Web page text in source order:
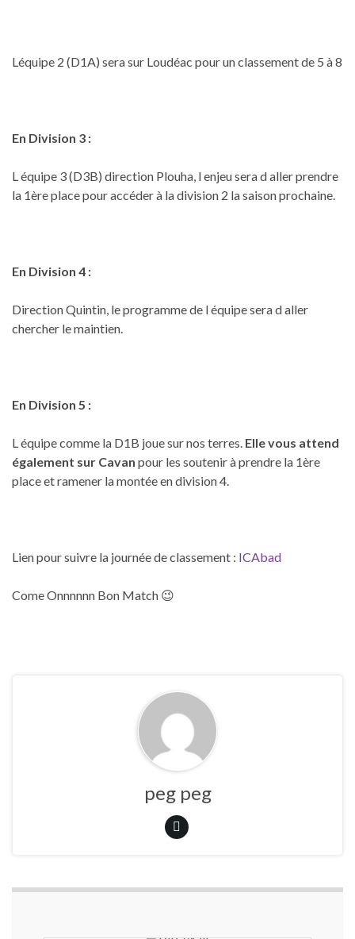
Léquipe 2 (D1A) sera sur Loudéac pour un classement de 5 à 8
En Division 3 :
L équipe 3 (D3B) direction Plouha, l enjeu sera d aller prendre
la 1ère place pour accéder à la division 2 la saison prochaine.
En Division 4 :
Direction Quintin, le programme de l équipe sera d aller
chercher le maintien.
En Division 5 :
L équipe comme la D1B joue sur nos terres. Elle vous attend
également sur Cavan pour les soutenir à prendre la 1ère
place et ramener la montée en division 4.
Lien pour suivre la journée de classement : ICAbad
Come Onnnnnn Bon Match 😉
peg peg